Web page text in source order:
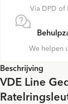
Via DPD of
We helpen
Beschrijving
VDE Line